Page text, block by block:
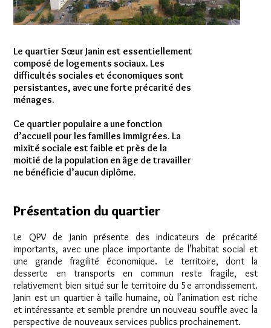
Le quartier Sœur Janin est essentiellement
composé de logements sociaux. Les
difficultés sociales et économiques sont
persistantes, avec une forte précarité des
ménages.
Ce quartier populaire a une fonction
d’accueil pour les familles immigrées. La
mixité sociale est faible et près de la
moitié de la population en âge de travailler
ne bénéficie d’aucun diplôme.
Présentation du quartier
Le QPV de Janin présente des indicateurs de précarité
importants, avec une place importante de l’habitat social et
une grande fragilité économique. Le territoire, dont la
desserte en transports en commun reste fragile, est
relativement bien situé sur le territoire du 5e arrondissement.
Janin est un quartier à taille humaine, où l’animation est riche
et intéressante et semble prendre un nouveau souffle avec la
perspective de nouveaux services publics prochainement.